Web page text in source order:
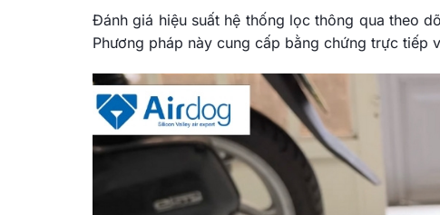
Đánh giá hiệu suất hệ thống lọc thông qua theo
Phương pháp này cung cấp bằng chứng trực tiếp